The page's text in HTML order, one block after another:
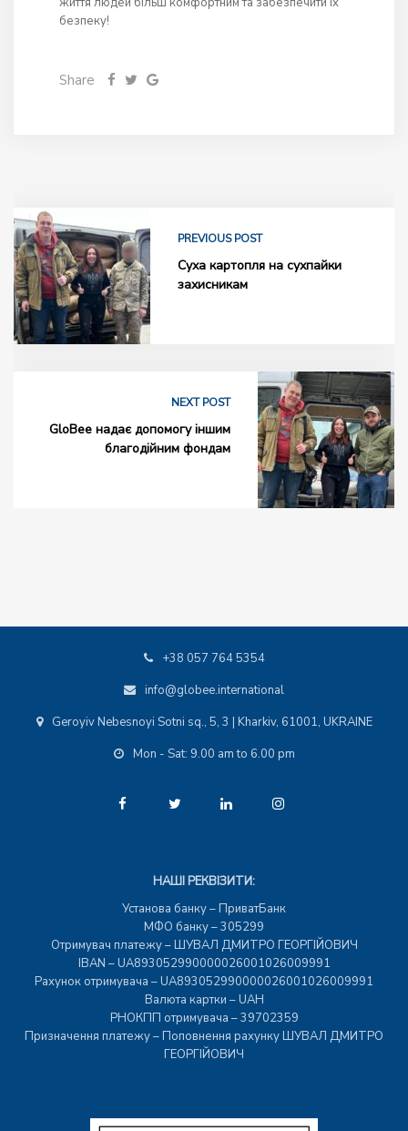
безпеку!
Share
PREVIOUS POST
Суха картопля на сухпайки
захисникам
NEXT POST
GloBee надає допомогу іншим
благодійним фондам
+38 057 764 5354
info@globee.international
Geroyiv Nebesnoyi Sotni sq., 5, 3 | Kharkiv, 61001, UKRAINE
Mon - Sat: 9.00 am to 6.00 pm
НАШІ РЕКВІЗИТИ:
Установа банку – ПриватБанк
МФО банку – 305299
Отримувач платежу – ШУВАЛ ДМИТРО ГЕОРГІЙОВИЧ
IBAN – UA893052990000026001026009991
Рахунок отримувача – UA893052990000026001026009991
Валюта картки – UAH
РНОКПП отримувача – 39702359
Призначення платежу – Поповнення рахунку ШУВАЛ ДМИТРО
ГЕОРГІЙОВИЧ